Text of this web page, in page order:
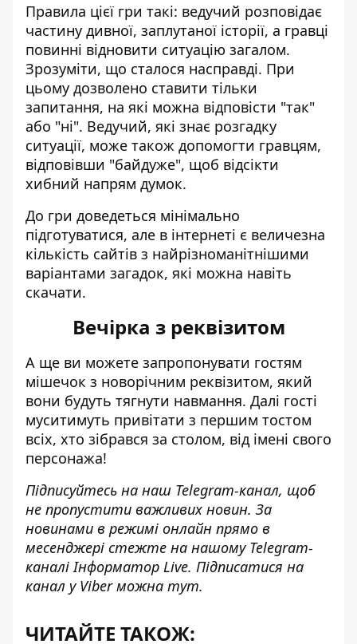
Правила цієї гри такі: ведучий розповідає
частину дивної, заплутаної історії, а гравці
повинні відновити ситуацію загалом.
Зрозуміти, що сталося насправді. При
цьому дозволено ставити тільки
запитання, на які можна відповісти "так"
або "ні". Ведучий, які знає розгадку
ситуації, може також допомогти гравцям,
відповівши "байдуже", щоб відсікти
хибний напрям думок.
До гри доведеться мінімально
підготуватися, але в інтернеті є величезна
кількість сайтів з найрізноманітнішими
варіантами загадок, які можна навіть
скачати.
Вечірка з реквізитом
А ще ви можете запропонувати гостям
мішечок з новорічним реквізитом, який
вони будуть тягнути навмання. Далі гості
муситимуть привітати з першим тостом
всіх, хто зібрався за столом, від імені свого
персонажа!
Підписуйтесь на наш Telegram-канал, щоб
не пропустити важливих новин. За
новинами в режимі онлайн прямо в
месенджері стежте на нашому Telegram-
каналіІнформатор Live. Підписатися на
канал у Viber можна тут.
ЧИТАЙТЕ ТАКОЖ: